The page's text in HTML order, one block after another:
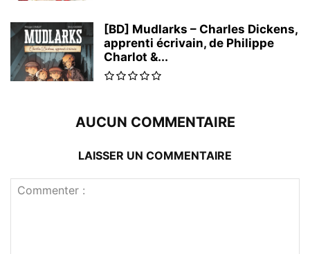
[BD] Mudlarks – Charles Dickens,
apprenti écrivain, de Philippe
Charlot &...
AUCUN COMMENTAIRE
LAISSER UN COMMENTAIRE